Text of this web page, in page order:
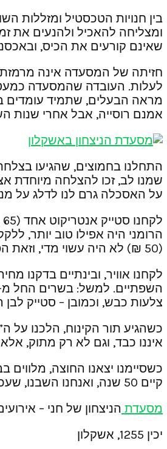
ומצליחה להאכיל ולהנעים את
שאינם קורעים את הכיס,
חזיתה של המסעדה אינה מרמזת
לעלות. העובדה שהמסעדה
מראה הבעלים, שתמיד עומדים
אמנם רוסייה, אבל אחרי שנות
התחלנו בחמוצים, שהגיעו
על האסכלה גרם לנו לדלג על
הרומני היה אפילו טוב יותר,
(50 ₪) לא היה עשוי מדי, וזאת הפתעה יפה כשלעצמה, שכן ברוב המקרים הסלמון מגיע לשולחן עשוי מדי. הפעם הוא היה בול כפי שצריך.
לקחנו אוויר, ובינתיים בדקנו
צלעות כבש, וכמובן – סטייק
כשהגיע תור הקינוח, הלכנו על
איננו כבד, וגם לא רק מתוק,
כשסיימנו יצאנו החוצה,
קיים 50 שנה, ואנחנו השבנו, שעכשיו אנו מבינים מדוע, וכי יש לכך סיבות טובות מאד.
מסעדת הניצחון של חני –
יכין 1255, אשקלון